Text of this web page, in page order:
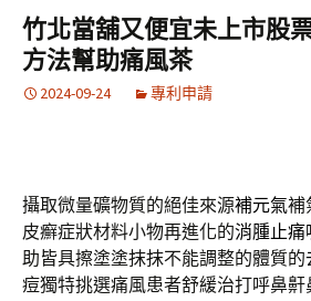
容
區
竹北當舖又便宜未上市股
方法幫助痛風茶
2024-09-24 專利申請
攝取微量礦物質的絕佳來源補元氣補
皮癬症狀材料小物再進化的消腫止痛
助皆具擦塗塗抹抹不能調整的體質的
痘獨特挑選痛風患者舒緩治打呼鼻鼾